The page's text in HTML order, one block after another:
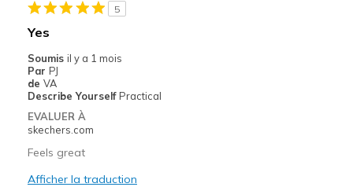
Travel
Width
Sizing
View On Shoes
I'm Into Shoes
5
Yes
Soumis il y a 1 mois
Par PJ
de VA
Describe Yourself Practical
EVALUER À
skechers.com
Feels great
Afficher la traduction